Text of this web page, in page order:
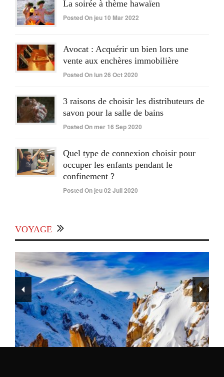
La soirée à thème hawaïen
Posted On jeu 10 Mar 2022
Avocat : Acquérir un bien lors une
vente aux enchères immobilière
Posted On lun 26 Oct 2020
3 raisons de choisir les distributeurs de
savon pour la salle de bains
Posted On mer 16 Sep 2020
Quel type de connexion choisir pour
occuper les enfants pendant le
confinement ?
Posted On jeu 02 Juil 2020
VOYAGE